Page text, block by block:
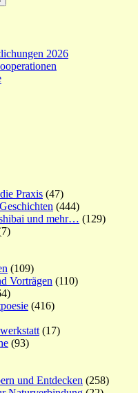
2026
Praxis (47)
(444)
und mehr… (129)
(109)
Vorträgen (110)
(416)
(17)
(93)
und Entdecken (258)